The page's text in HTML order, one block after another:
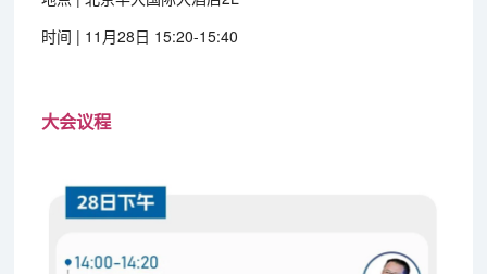
时间 | 11月28日 15:20-15:40
大会议程